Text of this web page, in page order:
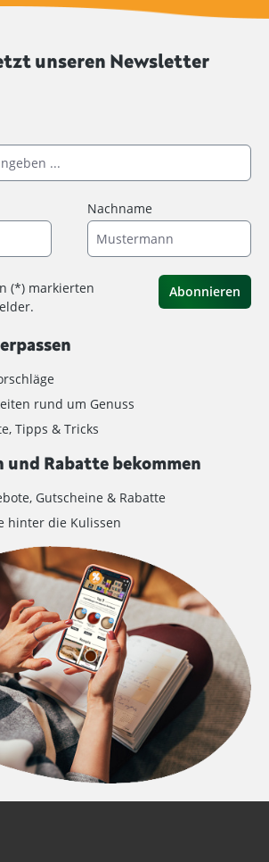
unseren Newsletter
Nachname
(*) markierten
Abonnieren
rund um Genuss
Tipps & Tricks
und Rabatte bekommen
Gutscheine & Rabatte
hinter die Kulissen